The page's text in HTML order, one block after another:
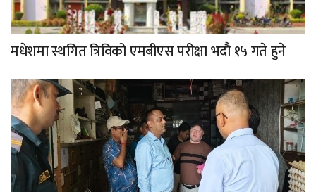
मधेशमा स्थगित त्रिविको एमबीएस परीक्षा भदौ १५ गते हुने